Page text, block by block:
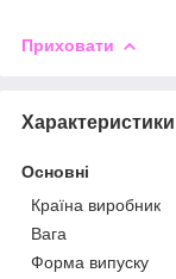
Приховати
Характеристики
Основні
Країна виробник
Вага
Форма випуску